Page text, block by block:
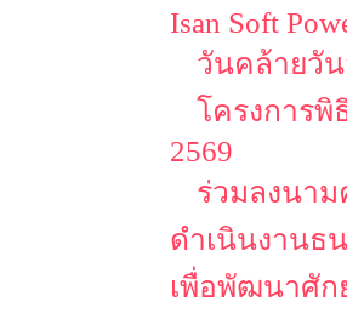
Isan Soft
วันคล้ายวั
โครงการพิ
2569
ร่วมลงนาม
ดำเนินงานธ
เพื่อพัฒนาศัก